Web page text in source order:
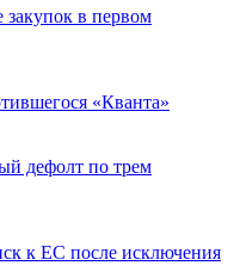
в первом
«Кванта»
дефолт по трем
к ЕС после исключения